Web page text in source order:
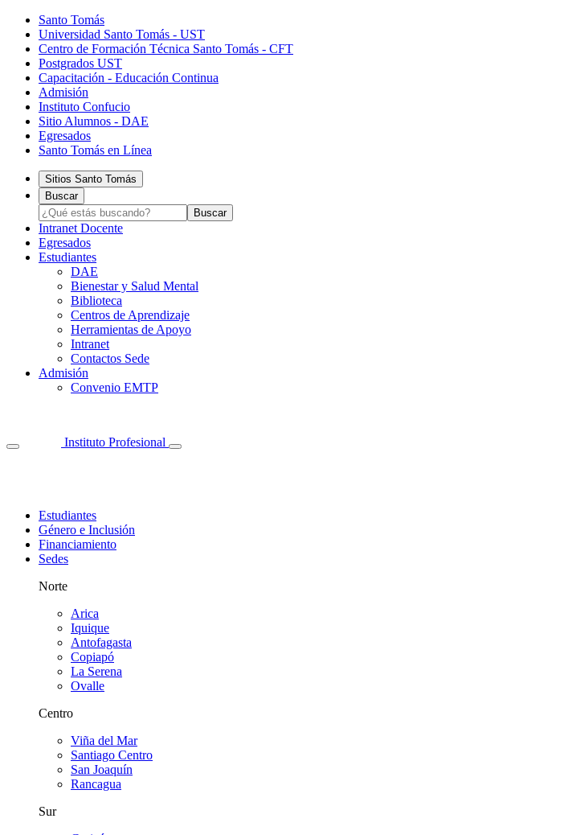
Santo Tomás
Universidad Santo Tomás - UST
Centro de Formación Técnica Santo Tomás - CFT
Postgrados UST
Capacitación - Educación Continua
Admisión
Instituto Confucio
Sitio Alumnos - DAE
Egresados
Santo Tomás en Línea
Sitios Santo Tomás
Buscar
Intranet Docente
Egresados
Estudiantes
DAE
Bienestar y Salud Mental
Biblioteca
Centros de Aprendizaje
Herramientas de Apoyo​
Intranet
Contactos Sede
Admisión
Convenio EMTP
Instituto Profesional
Estudiantes
Género e Inclusión
Financiamiento
Sedes
Norte
Arica
Iquique
Antofagasta
Copiapó
La Serena
Ovalle
Centro
Viña del Mar
Santiago Centro
San Joaquín
Rancagua
Sur